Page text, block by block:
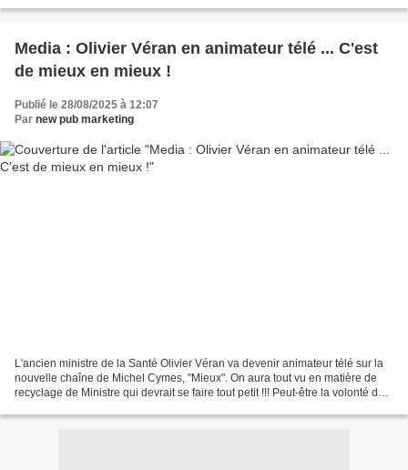
Media : Olivier Véran en animateur télé ... C'est
de mieux en mieux !
Publié le 28/08/2025 à 12:07
Par new pub marketing
L'ancien ministre de la Santé Olivier Véran va devenir animateur télé sur la
nouvelle chaîne de Michel Cymes, "Mieux". On aura tout vu en matière de
recyclage de Ministre qui devrait se faire tout petit !!! Peut-être la volonté de